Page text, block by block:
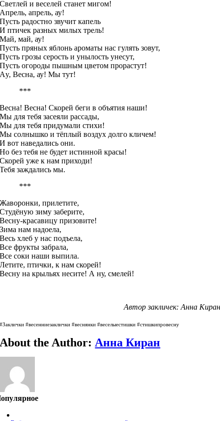
Светлей и веселей станет мигом!
Апрель, апрель, ау!
Пусть радостно звучит капель
И птичек разных милых трель!
Май, май, ау!
Пусть пряных яблонь ароматы нас гулять зовут,
Пусть грозы серость и унылость унесут,
Пусть огороды пышным цветом прорастут!
Аy, Весна, ау! Мы тут!
***
Весна! Весна! Скорей беги в объятия наши!
Мы для тебя засеяли рассады,
Мы для тебя придумали стихи!
Мы солнышко и тёплый воздух долго кличем!
И вот наведались они.
Но без тебя не будет истинной красы!
Скорей уже к нам приходи!
Тебя заждались мы.
***
Жаворонки, прилетите,
Студёную зиму заберите,
Весну-красавицу призовите!
Зима нам надоела,
Весь хлеб у нас подъела,
Все фрукты забрала,
Все соки наши выпила.
Летите, птички, к нам скорей!
Весну на крыльях несите! А ну, смелей!
Автор закличек: Анна Киран
#Заклички #весенниезаклички #веснянки #веселыестишки #стишкипровесну
About the Author: Анна Киран